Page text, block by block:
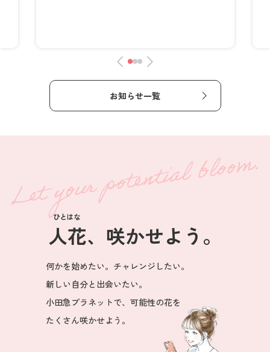
お知らせ一覧
人花
ひとはな
、咲かせよう。
何かを始めたい。チャレンジしたい。
新しい自分と出会いたい。
小田急プラネットで、可能性の花を
たくさん咲かせよう。